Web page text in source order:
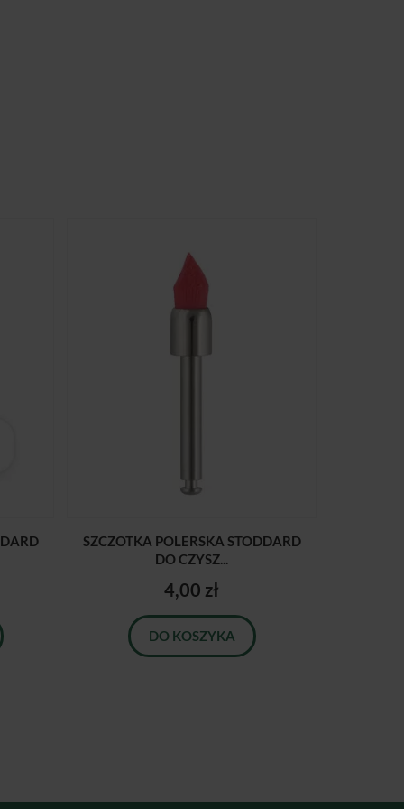
SZCZOTKA POLERSKA STODDARD
DO CZYSZ...
4,00 zł
DO KOSZYKA